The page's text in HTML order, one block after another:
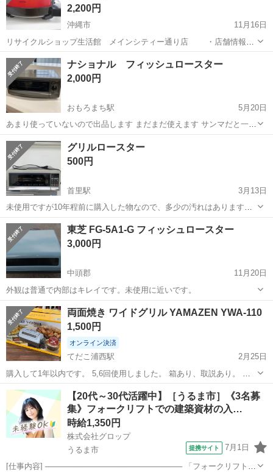
2,200円
沖縄市
11月16日
リサイクルショップ生活館 メインシティー通り店 ・店舗情報
営業時間：10：00～19：30（定休無し） 住
所：沖縄市松本920 お支払いは...
沖縄 沖縄市 キッチン家電
ナショナル フィッシュロースター
2,000円
おもろまち駅
5月20日
あまり使っていないので出品します まだまだ使えます サンマだと一度
に丸ごと4匹焼けます
沖縄 沖縄市 おもろまち駅
グリルロースター
500円
首里駅
3月13日
未使用ですが10年程前に購入した物なので、多少の汚れはあります。
神経質な方はお控え下さい。格安の為ノークレームノーリターンでお
願い致します。 質問等がございましたら気軽にコメントしてくださ
い。
沖縄 島尻郡 首里駅 ロースター
東芝 FG-5A1-G フィッシュロースター
3,000円
中頭郡
11月20日
外観は普通で内部はキレイです。未使用に近いです。
沖縄 中頭郡 キッチン家電 ロースター
両面焼き ワイドグリル YAMAZEN YWA-110
1,500円
オンライン決済
てだこ浦西駅
2月25日
購入して1年以内です。 5,6回使用しました。 箱あり、取説あり。 ス
テーキ、焼き鳥、お魚などが焼けます。 まだまだ使用できますのでご
検討ください。 自宅まで取りに来ていただける方のみ。 よろしくお願
いします。
沖縄 うるま市 てだこ浦西駅 キッチン家電 YAMAZEN
【20代～30代活躍中】［うるま市］《3名募
集》フォークリフトでの建築資材の入…
時給1,350円
株式会社グロップ
うるま市
提携サイト 7月1日
[仕事内容] ───────────────────────── 「フォークリフトの